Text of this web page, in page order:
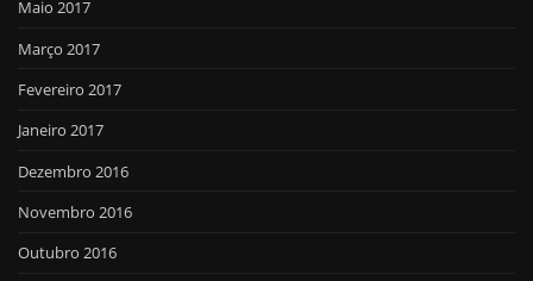
Maio 2017
Março 2017
Fevereiro 2017
Janeiro 2017
Dezembro 2016
Novembro 2016
Outubro 2016